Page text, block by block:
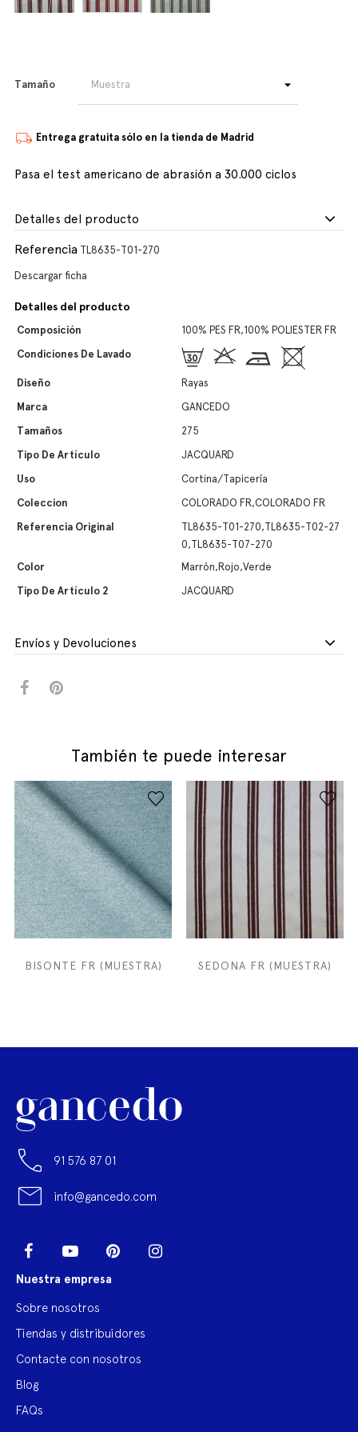
Tamaño
Entrega gratuita sólo en la tienda de Madrid
Pasa el test americano de abrasión a 30.000 ciclos
Detalles del producto
Referencia TL8635-T01-270
Descargar ficha
Detalles del producto
Composición
100% PES FR,100% POLIESTER FR
Condiciones De Lavado
Diseño
Rayas
Marca
GANCEDO
Tamaños
275
Tipo De Artículo
JACQUARD
Uso
Cortina/Tapicería
Coleccion
COLORADO FR,COLORADO FR
Referencia Original
TL8635-T01-270,TL8635-T02-27
0,TL8635-T07-270
Color
Marrón,Rojo,Verde
Tipo De Artículo 2
JACQUARD
Envíos y Devoluciones
También te puede interesar
BISONTE FR (MUESTRA) SEDONA FR (MUESTRA)
91 576 87 01
info@gancedo.com
Facebook YouTube Pinterest
Nuestra empresa
Sobre nosotros
Tiendas y distribuidores
Contacte con nosotros
Blog
FAQs